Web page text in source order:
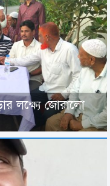
লক্ষ্যে জোরালো